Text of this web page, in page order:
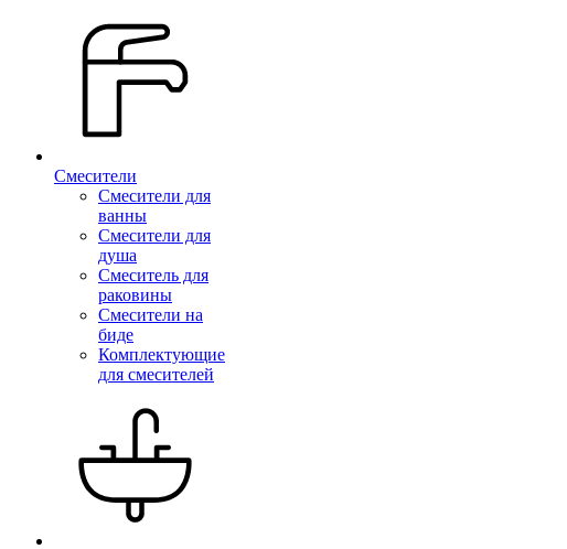
Смесители
Смесители для
ванны
Смесители для
душа
Смеситель для
раковины
Смесители на
биде
Комплектующие
для смесителей